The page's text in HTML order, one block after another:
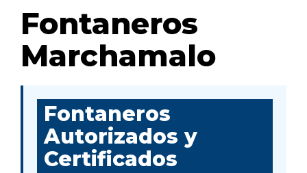
Fontaneros
Marchamalo
Fontaneros
Autorizados y
Certificados